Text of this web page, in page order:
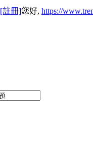
[註冊]您好, https://